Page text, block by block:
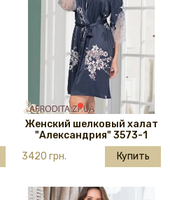
Женский шелковый халат
"Александрия" 3573-1
3420 грн.
Купить